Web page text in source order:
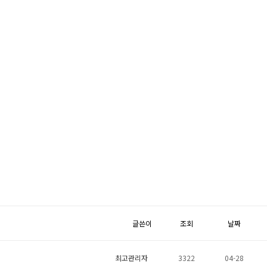
글쓴이 조회 날짜
최고관리자 3322 04-28